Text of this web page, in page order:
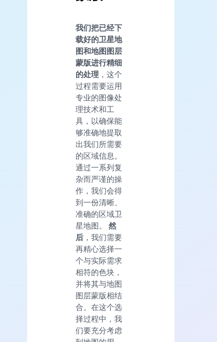
我们把已经下
载好的卫星地
图和地图图层
蒙版进行精细
的处理 ，这个
过程需要运用
专业的图像处
理技术和工
具，以确保能
够准确地提取
出我们所需要
的区域信息。
通过一系列复
杂而严谨的操
作，我们会得
到一份清晰、
准确的区域卫
星地图。 然
后 ，我们需要
再精心选择一
个与实际需求
相符的色块，
并将其与地图
图层蒙版相结
合。在这个选
择过程中，我
们要充分考虑